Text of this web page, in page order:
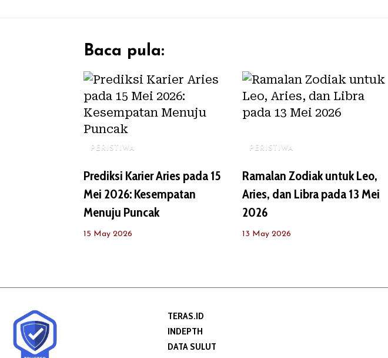
Baca pula:
PERISTIWA
Prediksi Karier Aries pada 15
Mei 2026: Kesempatan
Menuju Puncak
15 May 2026
PERISTIWA
Ramalan Zodiak untuk Leo,
Aries, dan Libra pada 13 Mei
2026
13 May 2026
TERAS.ID
INDEPTH
DATA SULUT